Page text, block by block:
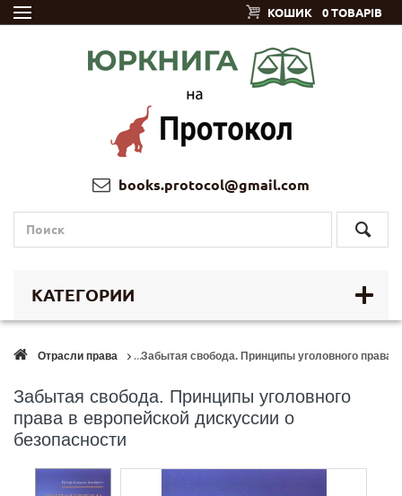
КОШИК 0 ТОВАРІВ
books.protocol@gmail.com
КАТЕГОРИИ
Отрасли права Забытая свобода. Принципы уголовного права
Забытая свобода. Принципы уголовного
права в европейской дискуссии о
безопасности